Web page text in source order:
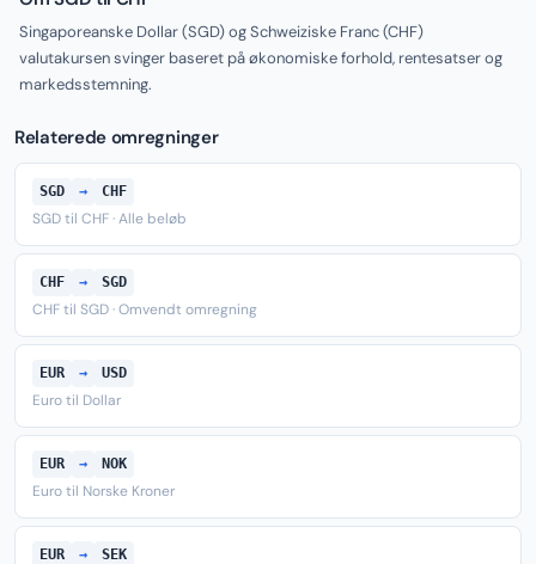
Singaporeanske Dollar (SGD) og Schweiziske Franc (CHF)
valutakursen svinger baseret på økonomiske forhold, rentesatser og
markedsstemning.
Relaterede omregninger
SGD → CHF
SGD til CHF · Alle beløb
CHF → SGD
CHF til SGD · Omvendt omregning
EUR → USD
Euro til Dollar
EUR → NOK
Euro til Norske Kroner
EUR → SEK